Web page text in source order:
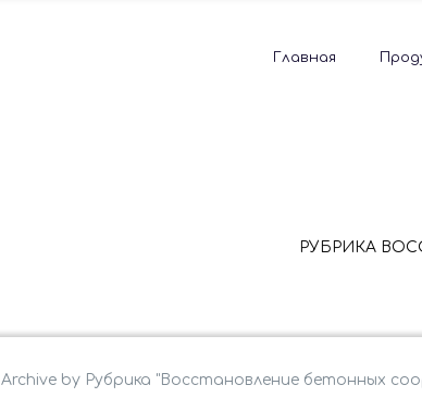
Главная
РУБРИКА
Archive by Рубрика "Восстановление бетонных